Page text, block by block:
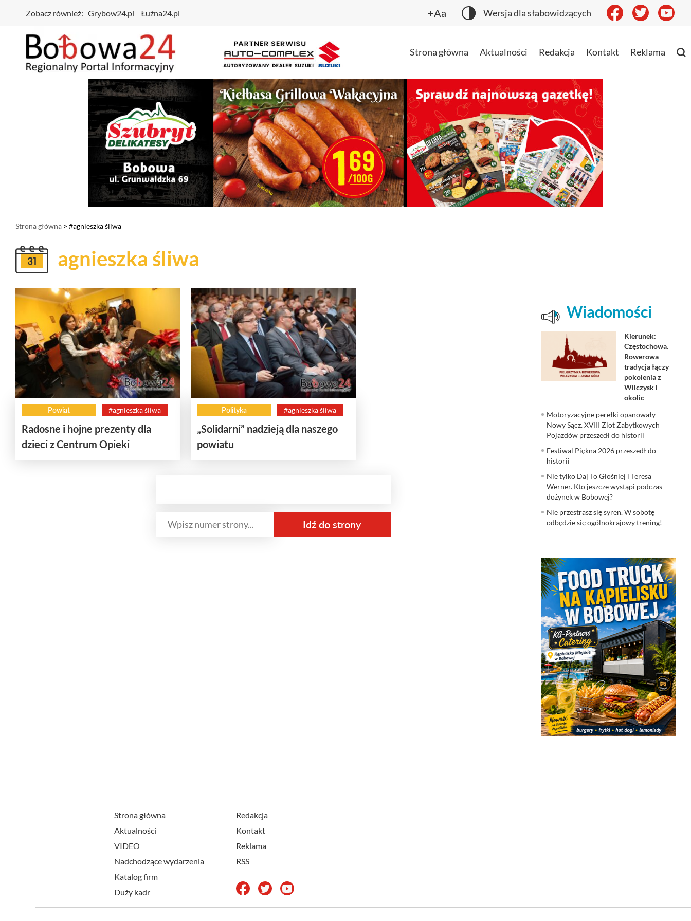
Zobacz również: Grybow24.pl Łużna24.pl +Aa Wersja dla słabowidzących
Strona główna Aktualności Redakcja Kontakt Reklama
Strona główna > #agnieszka śliwa
agnieszka śliwa
Powiat #agnieszka śliwa
Radosne i hojne prezenty dla
dzieci z Centrum Opieki
Polityka #agnieszka śliwa
„Solidarni” nadzieją dla naszego
powiatu
Wiadomości
Kierunek:
Częstochowa.
Rowerowa
tradycja łączy
pokolenia z
Wilczysk i
okolic
Motoryzacyjne perełki opanowały
Nowy Sącz. XVIII Zlot Zabytkowych
Pojazdów przeszedł do historii
Festiwal Piękna 2026 przeszedł do
historii
Nie tylko Daj To Głośniej i Teresa
Werner. Kto jeszcze wystąpi podczas
dożynek w Bobowej?
Nie przestrasz się syren. W sobotę
odbędzie się ogólnokrajowy trening!
Strona główna
Aktualności
VIDEO
Nadchodzące wydarzenia
Katalog firm
Duży kadr
Redakcja
Kontakt
Reklama
RSS